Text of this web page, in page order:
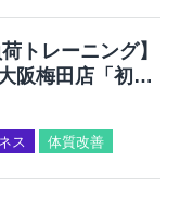
トレーニング】
阪梅田店「初動
体験できる」
ス 体質改善